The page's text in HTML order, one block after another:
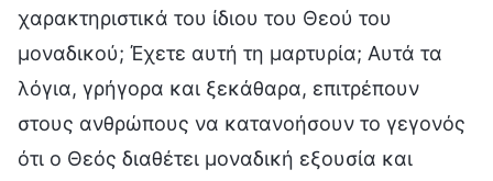
χαρακτηριστικά του ίδιου του Θεού του
μοναδικού; Έχετε αυτή τη μαρτυρία; Αυτά τα
λόγια, γρήγορα και ξεκάθαρα, επιτρέπουν
στους ανθρώπους να κατανοήσουν το γεγονός
ότι ο Θεός διαθέτει μοναδική εξουσία και